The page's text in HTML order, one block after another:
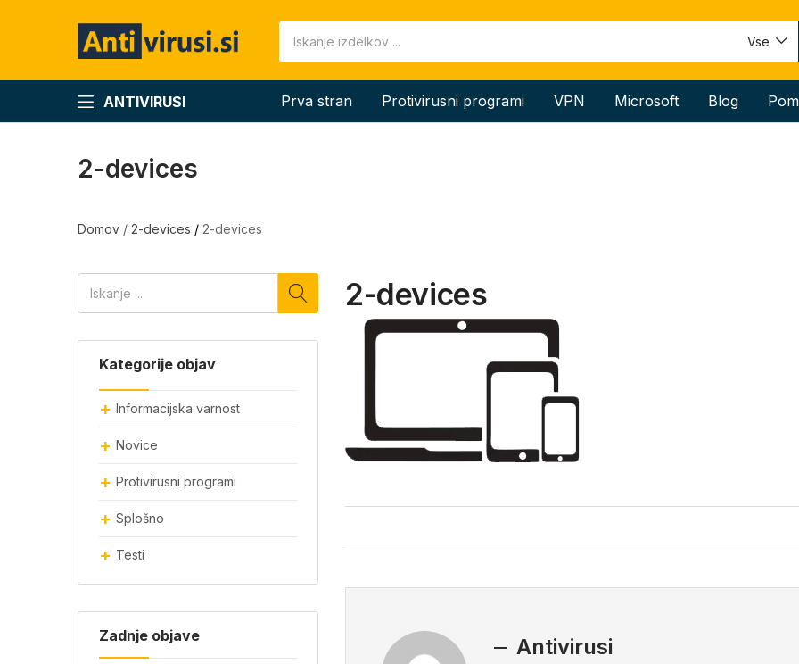
Vse
ANTIVIRUSI Prva stran Protivirusni programi VPN Microsoft Blog
2-devices
Domov / 2-devices / 2-devices
Kategorije objav
Informacijska varnost
Novice
Protivirusni programi
Splošno
Testi
Zadnje objave
2-devices
Antivirusi